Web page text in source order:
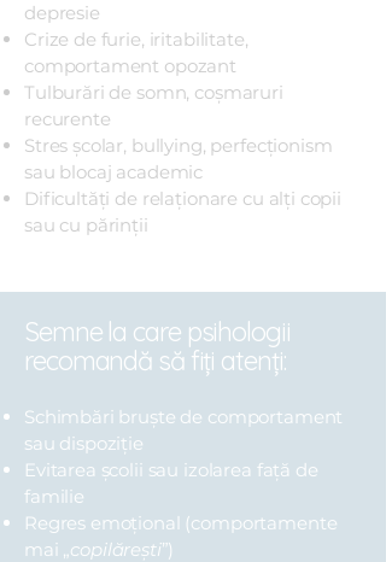
depresie
Crize de furie, iritabilitate,
comportament opozant
Tulburări de somn, coșmaruri
recurente
Stres școlar, bullying, perfecționism
sau blocaj academic
Dificultăți de relaționare cu alți copii
sau cu părinții
Semne la care psihologii
recomandă să fiți atenți:
Schimbări bruște de comportament
sau dispoziție
Evitarea școlii sau izolarea față de
familie
Regres emoțional (comportamente
mai „copilărești”)